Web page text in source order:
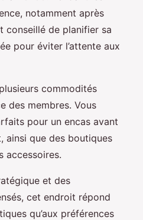
notamment après
conseillé de planifier sa
pour éviter l’attente aux
commodités
des membres. Vous
pour un encas avant
ainsi que des boutiques
accessoires.
et des
cet endroit répond
qu’aux préférences